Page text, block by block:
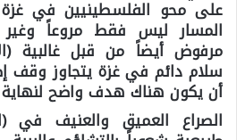
على محو الفلسطينيين في غزة
المسار ليس فقط مروعاً
مرفوض أيضاً من قبل غالبية
سلام دائم في غزة يتجاوز وقف
أن يكون هناك هدف واضح لنهاية
الصراع العميق والعنيف في